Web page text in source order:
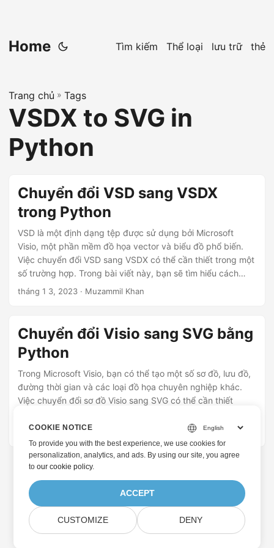
Home Tìm kiếm Thể loại lưu trữ thẻ
Trang chủ » Tags
VSDX to SVG in
Python
Chuyển đổi VSD sang VSDX
trong Python
VSD là một định dạng tệp được sử dụng bởi Microsoft
Visio, một phần mềm đồ họa vector và biểu đồ phổ biến.
Việc chuyển đổi VSD sang VSDX có thể cần thiết trong một
số trường hợp. Trong bài viết này, bạn sẽ tìm hiểu cách
chuyển đổi VSD thành VSDX bằng Python.
tháng 1 3, 2023 · Muzammil Khan
Chuyển đổi Visio sang SVG bằng
Python
Trong Microsoft Visio, bạn có thể tạo một số sơ đồ, lưu đồ,
đường thời gian và các loại đồ họa chuyên nghiệp khác.
Việc chuyển đổi sơ đồ Visio sang SVG có thể cần thiết
hiểu cách chuyển đổi sơ đồ Visio thành SVG bằng Python.
tháng 12 9, 2022· Muzammil Khan
COOKIE NOTICE
To provide you with the best experience, we use cookies for
personalization, analytics, and ads. By using our site, you agree
toour cookie policy.
ACCEPT
CUSTOMIZE DENY